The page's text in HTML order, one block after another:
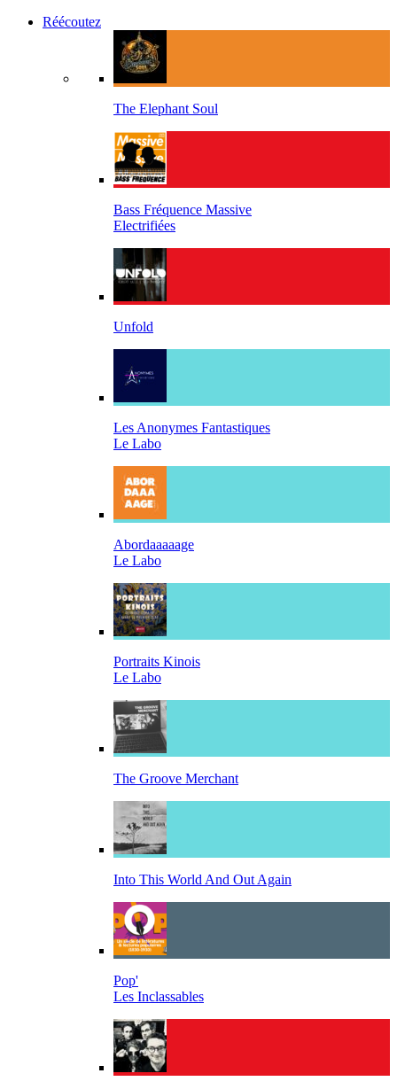
Réécoutez
The Elephant Soul
Bass Fréquence Massive
Electrifiées
Unfold
Les Anonymes Fantastiques
Le Labo
Abordaaaaage
Le Labo
Portraits Kinois
Le Labo
The Groove Merchant
Into This World And Out Again
Pop'
Les Inclassables